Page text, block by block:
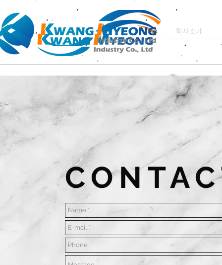
회사소개
견적문